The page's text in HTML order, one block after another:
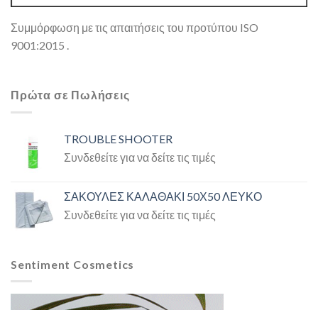
Συμμόρφωση με τις απαιτήσεις του προτύπου ISO
9001:2015 .
Πρώτα σε Πωλήσεις
TROUBLE SHOOTER
Συνδεθείτε για να δείτε τις τιμές
ΣΑΚΟΥΛΕΣ ΚΑΛΑΘΑΚΙ 50Χ50 ΛΕΥΚΟ
Συνδεθείτε για να δείτε τις τιμές
Sentiment Cosmetics